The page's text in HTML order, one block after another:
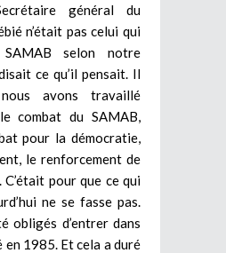
général du
n’était pas celui qui
selon notre
ce qu’il pensait. Il
avons travaillé
combat du SAMAB,
pour la démocratie,
le renforcement de
pour que ce qui
ne se fasse pas.
obligés d’entrer dans
1985. Et cela a duré